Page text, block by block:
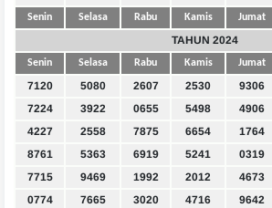
Senin Selasa Rabu Kamis Jumat
TAHUN 2024
Senin Selasa Rabu Kamis Jumat
7120 5080 2607 2530 9306
7224
3922 0655 5498 4906
4227
2558 7875 6654 1764
8761
5363 6919 5241 0319
7715
9469 1992 2012 4673
0774
7665 3020 4716 9642